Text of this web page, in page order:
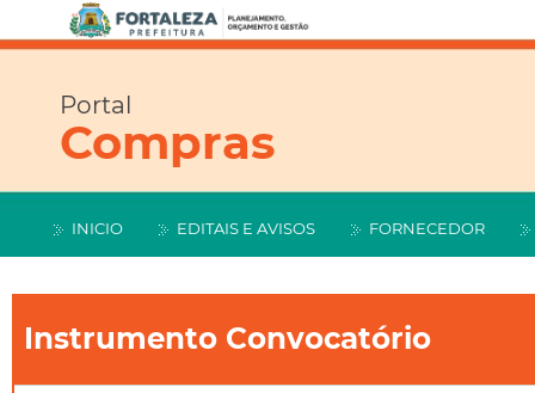
Portal
Compras
INICIO EDITAIS E AVISOS FORNECEDOR
Instrumento Convocatório